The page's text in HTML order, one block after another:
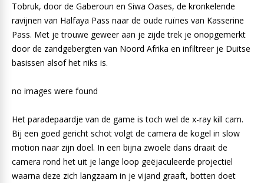
Tobruk, door de Gaberoun en Siwa Oases, de kronkelende
ravijnen van Halfaya Pass naar de oude ruïnes van Kasserine
Pass. Met je trouwe geweer aan je zijde trek je onopgemerkt
door de zandgebergten van Noord Afrika en infiltreer je Duitse
basissen alsof het niks is.
no images were found
Het paradepaardje van de game is toch wel de x-ray kill cam.
Bij een goed gericht schot volgt de camera de kogel in slow
motion naar zijn doel. In een bijna zwoele dans draait de
camera rond het uit je lange loop geëjaculeerde projectiel
waarna deze zich langzaam in je vijand graaft, botten doet